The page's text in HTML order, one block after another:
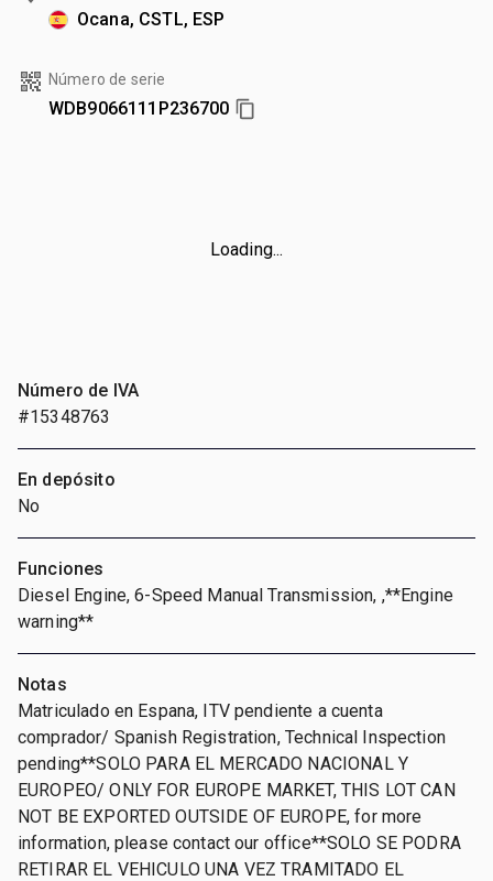
Ocana, CSTL, ESP
Número de serie
WDB9066111P236700
Loading...
Número de IVA
#15348763
En depósito
No
Funciones
Diesel Engine, 6-Speed Manual Transmission, ,**Engine
warning**
Notas
Matriculado en Espana, ITV pendiente a cuenta
comprador/ Spanish Registration, Technical Inspection
pending**SOLO PARA EL MERCADO NACIONAL Y
EUROPEO/ ONLY FOR EUROPE MARKET, THIS LOT CAN
NOT BE EXPORTED OUTSIDE OF EUROPE, for more
information, please contact our office**SOLO SE PODRA
RETIRAR EL VEHICULO UNA VEZ TRAMITADO EL